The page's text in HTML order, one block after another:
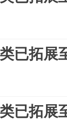
已拓展
已拓展